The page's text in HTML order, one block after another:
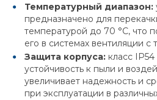
Температурный диапазон:
предназначено для
температурой до 70 °C, что
его в системах вентиляции с
Защита корпуса: класс
устойчивость к пыли и
увеличивает надежность и
при эксплуатации в